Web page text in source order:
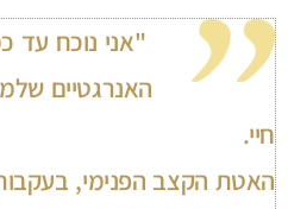
"אני נוכח עד
האנרגטיים
חיי.
האטת הקצב הפנימי,